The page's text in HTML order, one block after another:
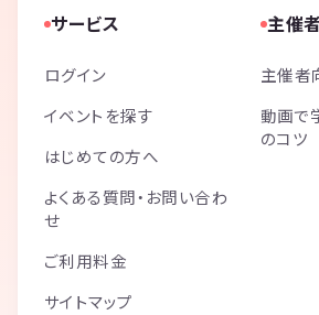
サービス
ログイン
イベントを探す
はじめての方へ
よくある質問・お問い合わ
せ
ご利用料金
サイトマップ
主催
主催者
動画で
のコツ